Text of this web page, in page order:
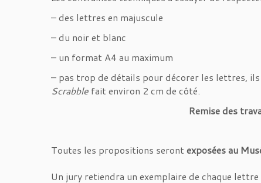
– des lettres en majuscule
– du noir et blanc
– un format A4 au maximum
– pas trop de détails pour décorer les lettres,
Scrabble fait environ 2 cm de côté.
Remise des
Toutes les propositions serontexposées au
Un jury retiendra un exemplaire de chaque lettre